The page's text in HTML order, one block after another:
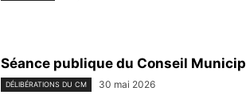
Séance publique du Conseil
DÉLIBÉRATIONS DU CM 30 mai 2026